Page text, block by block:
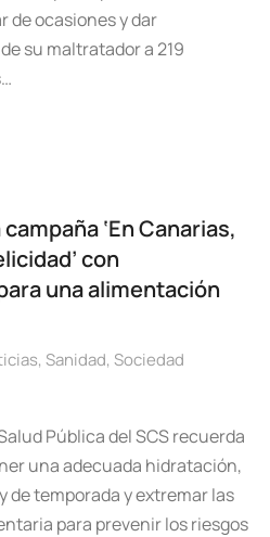
de ocasiones y dar
su maltratador a 219
‘En Canarias,
con
una alimentación
, Sanidad, Sociedad
Pública del SCS recuerda
una adecuada hidratación,
de temporada y extremar las
para prevenir los riesgos